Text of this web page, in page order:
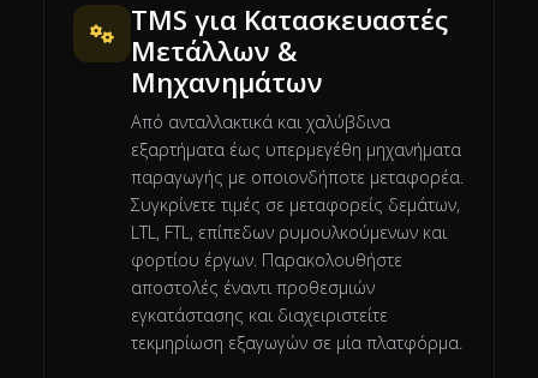
TMS για Κατασκευαστές
Μετάλλων &
Μηχανημάτων
Από ανταλλακτικά και χαλύβδινα
εξαρτήματα έως υπερμεγέθη μηχανήματα
παραγωγής με οποιονδήποτε μεταφορέα.
Συγκρίνετε τιμές σε μεταφορείς δεμάτων,
LTL, FTL, επίπεδων ρυμουλκούμενων και
φορτίου έργων. Παρακολουθήστε
αποστολές έναντι προθεσμιών
εγκατάστασης και διαχειριστείτε
τεκμηρίωση εξαγωγών σε μία πλατφόρμα.